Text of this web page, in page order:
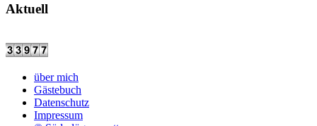
Aktuell
über mich
Gästebuch
Datenschutz
Impressum